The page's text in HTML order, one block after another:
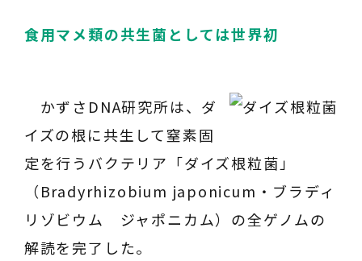
食用マメ類の共生菌としては世界初
かずさDNA研究所は、ダ
イズの根に共生して窒素固
定を行うバクテリア「ダイズ根粒菌」
（Bradyrhizobium japonicum・ブラディ
リゾビウム ジャポニカム）の全ゲノムの
解読を完了した。